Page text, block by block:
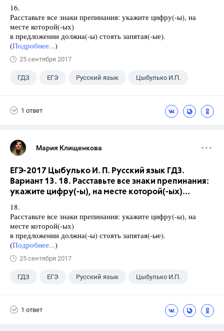
16.
Расставьте все знаки препинания: укажите цифру(-ы), на
месте которой(-ых)
в предложении должна(-ы) стоять запятая(-ые).
(Подробнее...)
25 сентября 2017
ГДЗ ЕГЭ Русский язык Цыбулько И.П.
1 ответ
Мария Клищенкова
ЕГЭ-2017 Цыбулько И. П. Русский язык ГДЗ.
Вариант 13. 18. Расставьте все знаки препинания:
укажите цифру(-ы), на месте которой(-ых)...
18.
Расставьте все знаки препинания: укажите цифру(-ы), на
месте которой(-ых)
в предложении должна(-ы) стоять запятая(-ые).
(Подробнее...)
25 сентября 2017
ГДЗ ЕГЭ Русский язык Цыбулько И.П.
1 ответ